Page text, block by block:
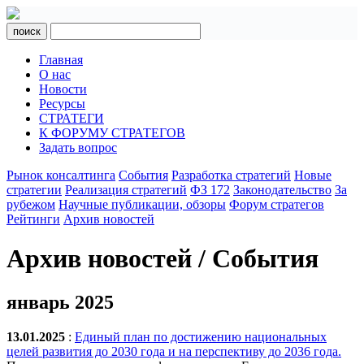
поиск
Главная
О нас
Новости
Ресурсы
СТРАТЕГИ
К ФОРУМУ СТРАТЕГОВ
Задать вопрос
Рынок консалтинга События Разработка стратегий Новые
стратегии Реализация стратегий ФЗ 172 Законодательство За
рубежом Научные публикации, обзоры Форум стратегов
Рейтинги Архив новостей
Архив новостей / События
январь 2025
13.01.2025 : Единый план по достижению национальных
целей развития до 2030 года и на перспективу до 2036 года.